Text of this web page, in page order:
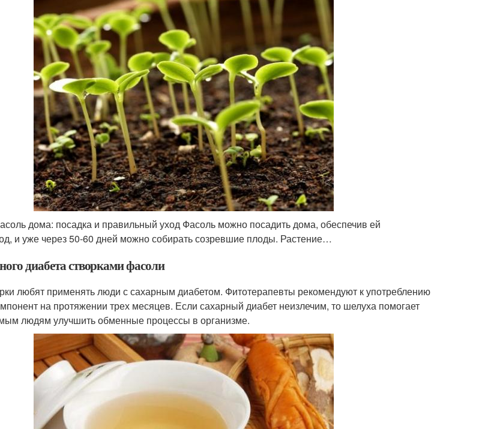
дома: посадка и правильный уход Фасоль можно посадить дома, обеспечив ей
и уже через 50-60 дней можно собирать созревшие плоды. Растение…
диабета створками фасоли
любят применять люди с сахарным диабетом. Фитотерапевты рекомендуют к употреблению
на протяжении трех месяцев. Если сахарный диабет неизлечим, то шелуха помогает
людям улучшить обменные процессы в организме.